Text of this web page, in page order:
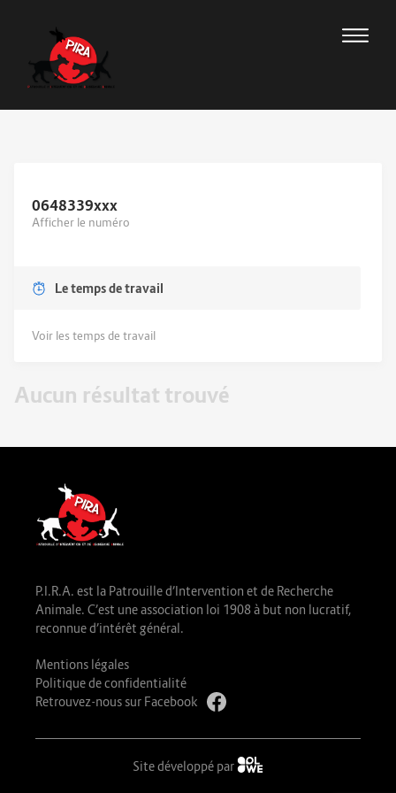
0648339xxx
Afficher le numéro
Le temps de travail
Voir les temps de travail
Aucun résultat trouvé
P.I.R.A. est la Patrouille d’Intervention et de Recherche
Animale. C’est une association loi 1908 à but non lucratif,
reconnue d’intérêt général.
Mentions légales
Politique de confidentialité
Retrouvez-nous sur Facebook
Site développé par